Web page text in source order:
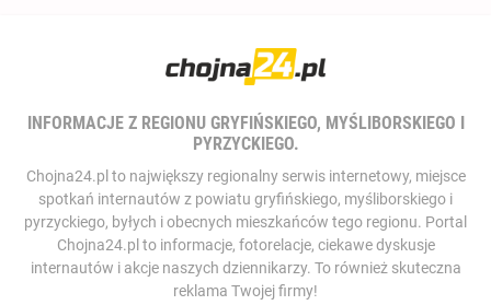
INFORMACJE Z REGIONU GRYFIŃSKIEGO, MYŚLIBORSKIEGO I
PYRZYCKIEGO.
Chojna24.pl to największy regionalny serwis internetowy, miejsce
spotkań internautów z powiatu gryfińskiego, myśliborskiego i
pyrzyckiego, byłych i obecnych mieszkańców tego regionu. Portal
Chojna24.pl to informacje, fotorelacje, ciekawe dyskusje
internautów i akcje naszych dziennikarzy. To również skuteczna
reklama Twojej firmy!